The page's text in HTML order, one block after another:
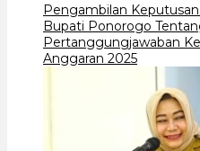
Pengambilan
Bupati Ponorogo
Pertanggungjawaban
Anggaran 2025